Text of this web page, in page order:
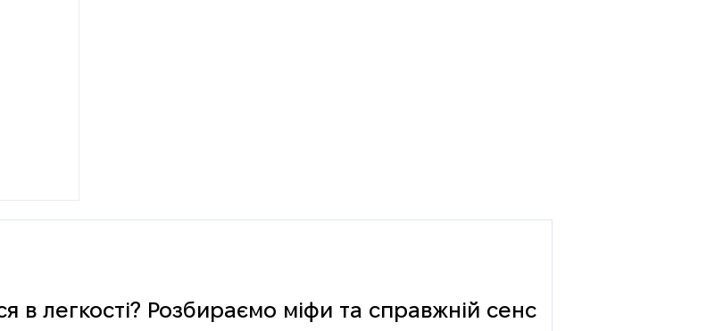
в легкості? Розбираємо міфи та справжній сенс